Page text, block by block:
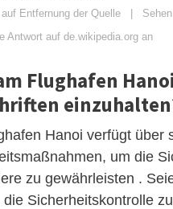
Entfernung der Quelle |
Antwort auf de.wikipedia.org an
Flughafen
Hanoi verfügt über
um die
zu gewährleisten .
die Sicherheitskontrolle